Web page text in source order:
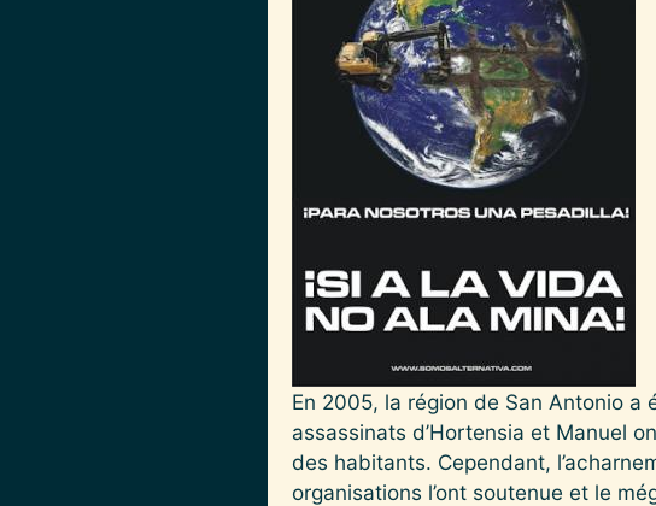
En 2005, la région de San Antonio
assassinats d’Hortensia et Manuel
des habitants. Cependant,
organisations l’ont soutenue et le